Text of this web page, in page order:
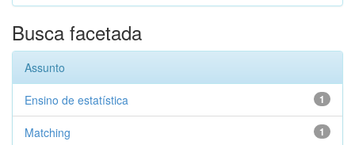
Busca facetada
Assunto
1
Ensino de estatística
1
Matching